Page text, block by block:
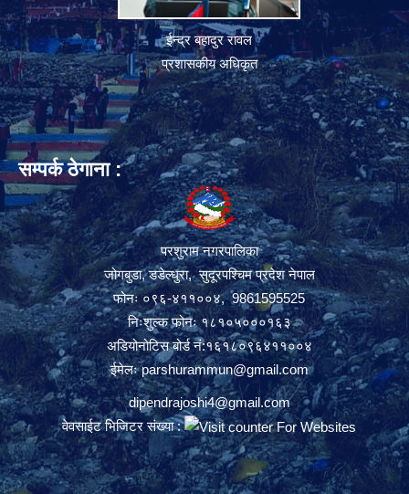
ईन्द्र बहादुर रावल
प्रशासकीय अधिकृत
सम्पर्क ठेगाना :
परशुराम नगरपालिका
जोगबुडा, डडेल्धुरा, सुदूरपश्चिम प्रदेश नेपाल
फोनः ०९६-४११००४, 9861595525
निःशुल्क फोनः १८१०५०००१६३
अडियोनोटिस बोर्ड नं:१६१८०९६४११००४
ईमेलःparshurammun@gmail.com
dipendrajoshi4@gmail.com
वेवसाईट भिजिटर संख्या :